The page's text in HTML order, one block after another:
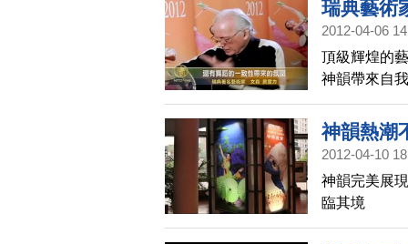
瑞典藝術
2012-04-06
頂級輝煌的
神韻帶來自
神韻熱潮
2012-04-10
神韻完美展
臨其境